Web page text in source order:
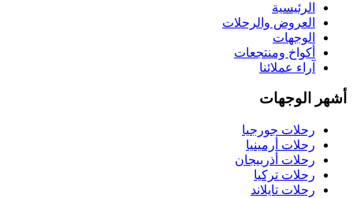
الرئيسية
العروض والرحلات
الوجهات
أكواخ ومنتجعات
آراء عملائنا
أشهر الوجهات
رحلات جورجيا
رحلات أرمينيا
رحلات أذربيجان
رحلات تركيا
رحلات تايلاند